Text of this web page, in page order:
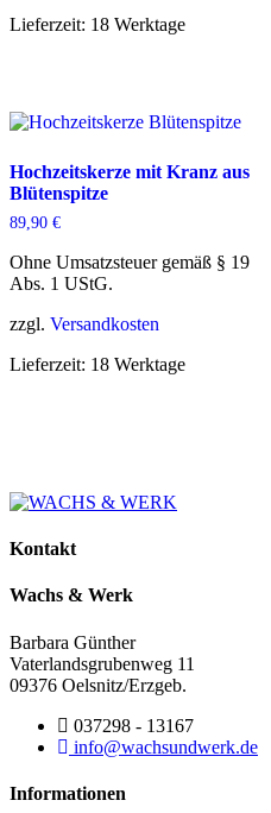
Lieferzeit: 18 Werktage
Hochzeitskerze mit Kranz aus
Blütenspitze
89,90 €
Ohne Umsatzsteuer gemäß § 19
Abs. 1 UStG.
zzgl. Versandkosten
Lieferzeit: 18 Werktage
Kontakt
Wachs & Werk
Barbara Günther
Vaterlandsgrubenweg 11
09376 Oelsnitz/Erzgeb.
037298 - 13167
info@wachsundwerk.de
Informationen